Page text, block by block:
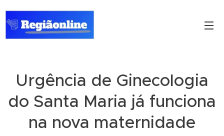
Urgência de Ginecologia
do Santa Maria já funciona
na nova maternidade